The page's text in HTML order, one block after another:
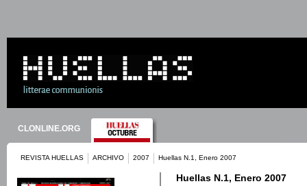
CLONLINE.ORG
REVISTA HUELLAS ARCHIVO 2007 Huellas N.1, Enero 2007
Huellas N.1, Enero 2007